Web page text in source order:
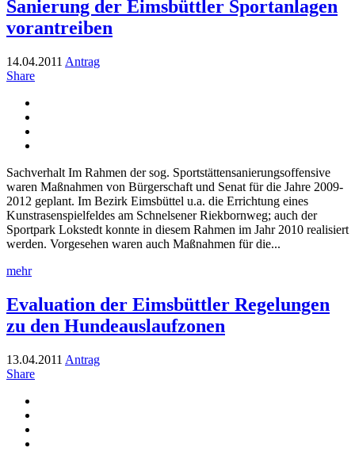
Sanierung der Eimsbüttler Sportanlagen
vorantreiben
14.04.2011 Antrag
Share
Sachverhalt Im Rahmen der sog. Sportstättensanierungsoffensive
waren Maßnahmen von Bürgerschaft und Senat für die Jahre 2009-
2012 geplant. Im Bezirk Eimsbüttel u.a. die Errichtung eines
Kunstrasenspielfeldes am Schnelsener Riekbornweg; auch der
Sportpark Lokstedt konnte in diesem Rahmen im Jahr 2010 realisiert
werden. Vorgesehen waren auch Maßnahmen für die...
mehr
Evaluation der Eimsbüttler Regelungen
zu den Hundeauslaufzonen
13.04.2011 Antrag
Share